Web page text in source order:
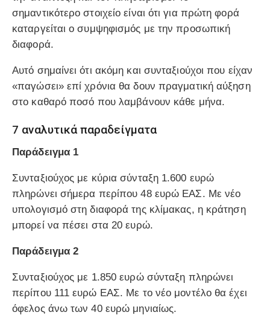
σημαντικότερο στοιχείο είναι ότι για πρώτη φορά
καταργείται ο συμψηφισμός με την προσωπική
διαφορά.
Αυτό σημαίνει ότι ακόμη και συνταξιούχοι που είχαν
«παγώσει» επί χρόνια θα δουν πραγματική αύξηση
στο καθαρό ποσό που λαμβάνουν κάθε μήνα.
7 αναλυτικά παραδείγματα
Παράδειγμα 1
Συνταξιούχος με κύρια σύνταξη 1.600 ευρώ
πληρώνει σήμερα περίπου 48 ευρώ ΕΑΣ. Με νέο
υπολογισμό στη διαφορά της κλίμακας, η κράτηση
μπορεί να πέσει στα 20 ευρώ.
Παράδειγμα 2
Συνταξιούχος με 1.850 ευρώ σύνταξη πληρώνει
περίπου 111 ευρώ ΕΑΣ. Με το νέο μοντέλο θα έχει
όφελος άνω των 40 ευρώ μηνιαίως.